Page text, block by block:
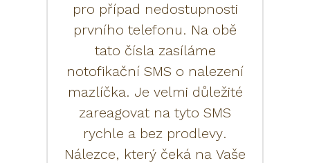
pro případ nedostupnosti
prvního telefonu. Na obě
tato čísla zasíláme
notofikační SMS o nalezení
mazlíčka. Je velmi důležité
zareagovat na tyto SMS
rychle a bez prodlevy.
Nálezce, který čeká na Vaše